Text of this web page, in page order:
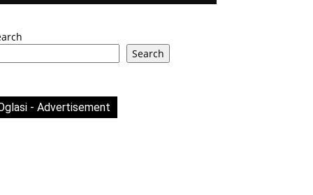
Search
- Advertisement